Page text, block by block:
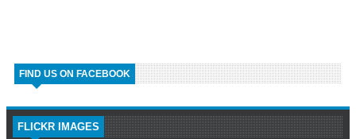
FIND US ON FACEBOOK
FLICKR IMAGES